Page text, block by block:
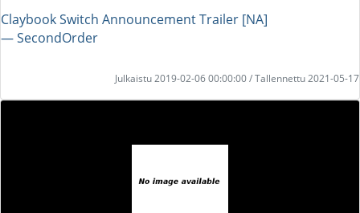
Claybook Switch Announcement Trailer [NA]
― SecondOrder
Julkaistu 2019-02-06 00:00:00 / Tallennettu 2021-05-17